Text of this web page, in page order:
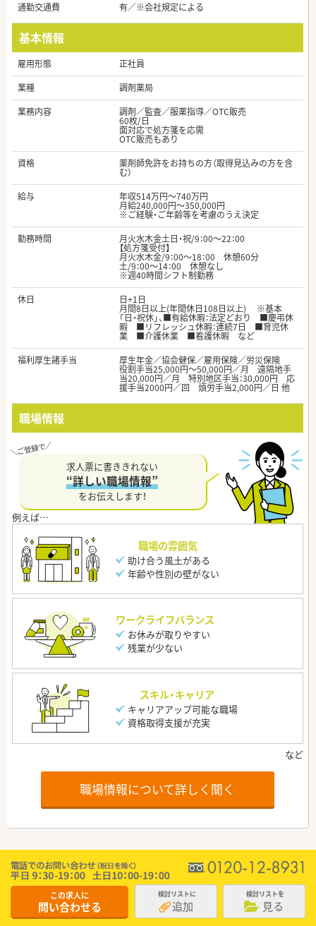
通勤交通費
有／※会社規定による
基本情報
雇用形態
正社員
業種
調剤薬局
業務内容
調剤／監査／服薬指導／OTC販売
60枚/日
面対応で処方箋を応需
OTC販売もあり
資格
薬剤師免許をお持ちの方（取得見込みの方を含
む）
給与
年収514万円～740万円
月給240,000円～350,000円
※ご経験・ご年齢等を考慮のうえ決定
勤務時間
月火水木金土日・祝/9：00～22：00
【処方箋受付】
月火水木金/9：00～18：00 休憩60分
土/9：00～14：00 休憩なし
※週40時間シフト制勤務
休日
日+1日
月間8日以上(年間休日108日以上) ※基本
「日・祝休」、■有給休暇：法定どおり ■慶弔休
暇 ■リフレッシュ休暇：連続7日 ■育児休
業 ■介護休業 ■看護休暇 など
福利厚生諸手当
厚生年金／協会健保／雇用保険／労災保険
役割手当25,000円～50,000円／月 遠隔地手
当20,000円／月 特別地区手当：30,000円 応
援手当2000円／回 煩労手当2,000円／日 他
職場情報
求人票に書ききれない
“詳しい職場情報”
をお伝えします！
職場の雰囲気
助け合う風土がある
年齢や性別の壁がない
ワークライフバランス
お休みが取りやすい
残業が少ない
スキル・キャリア
キャリアアップ可能な職場
資格取得支援が充実
職場情報について詳しく聞く
この求人に
問い合わせる
検討リストに
追加
検討リストを
見る